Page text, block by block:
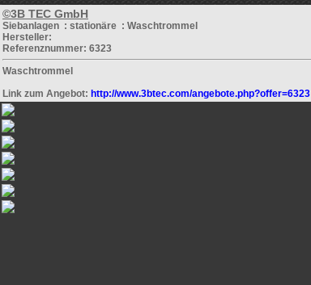
©3B TEC GmbH
Siebanlagen : stationäre : Waschtrommel
Hersteller:
Referenznummer: 6323
Waschtrommel
Link zum Angebot: http://www.3btec.com/angebote.php?offer=6323